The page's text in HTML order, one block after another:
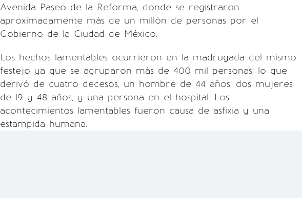
Avenida Paseo de la Reforma, donde se registraron
aproximadamente más de un millón de personas por el
Gobierno de la Ciudad de México.
Los hechos lamentables ocurrieron en la madrugada del mismo
festejo ya que se agruparon más de 400 mil personas, lo que
derivó de cuatro decesos, un hombre de 44 años, dos mujeres
de 19 y 48 años, y una persona en el hospital. Los
acontecimientos lamentables fueron causa de asfixia y una
estampida humana.